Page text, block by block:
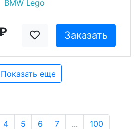
BMW Lego
Заказать
Показать еще
4 5 6 7 ... 100